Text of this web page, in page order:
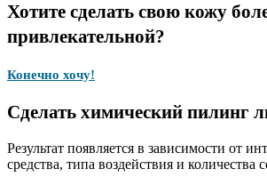
Хотите сделать свою кожу
привлекательной?
Конечно хочу!
Сделать химический пилинг
Результат появляется в зависимости от
средства, типа воздействия и количества